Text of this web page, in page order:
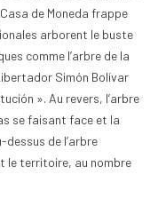
de Moneda frappe
arborent le buste
comme l’arbre de la
Simón Bolívar
». Au revers, l’arbre
se faisant face et la
dessus de l’arbre
le territoire, au nombre